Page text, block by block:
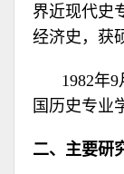
界近现代史
经济史，获
1982年
国历史专业
二、主要研